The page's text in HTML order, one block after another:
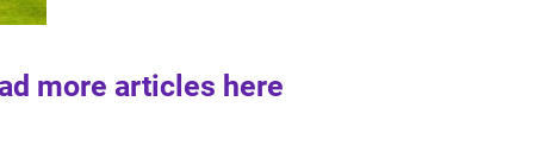
more articles here